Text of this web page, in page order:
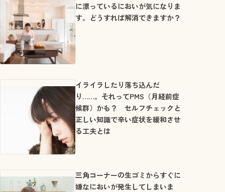
に漂っているにおいが気になりま
す。どうすれば解消できますか？
イライラしたり落ち込んだ
り……。それってPMS（月経前症
候群）かも？ セルフチェックと
正しい知識で辛い症状を緩和させ
る工夫とは
三角コーナーの生ゴミからすぐに
嫌なにおいが発生してしまいま